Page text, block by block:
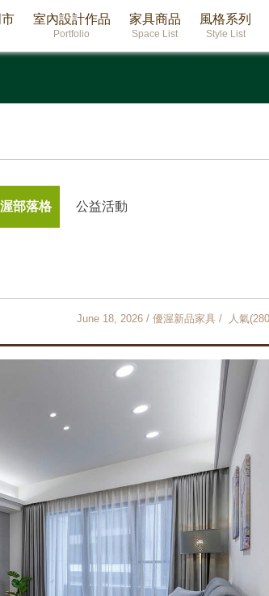
室內設計作品
Portfolio
家具商品
Space List
風格系列
Style List
部落格 公益活動
June 18, 2026 / 優渥新品家具 / 人氣